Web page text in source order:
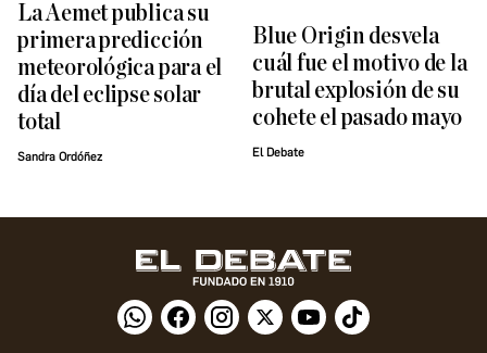
La Aemet publica su
primera predicción
meteorológica para el
día del eclipse solar
total
Sandra Ordóñez
Blue Origin desvela
cuál fue el motivo de la
brutal explosión de su
cohete el pasado mayo
El Debate